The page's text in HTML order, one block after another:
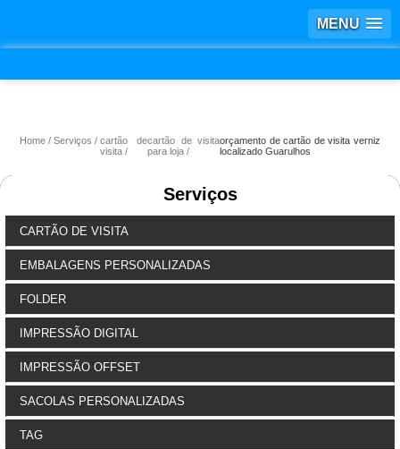
MENU
Home Serviços
cartão de
visita
cartão de visita
para loja
orçamento de cartão de visita verniz
localizado Guarulhos
Serviços
CARTÃO DE VISITA
EMBALAGENS PERSONALIZADAS
FOLDER
IMPRESSÃO DIGITAL
IMPRESSÃO OFFSET
SACOLAS PERSONALIZADAS
TAG